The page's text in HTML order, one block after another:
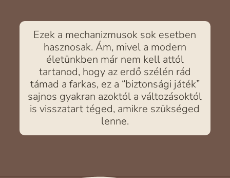
Ezek a mechanizmusok sok esetben
hasznosak. Ám, mivel a modern
életünkben már nem kell attól
tartanod, hogy az erdő szélén rád
támad a farkas, ez a “biztonsági játék”
sajnos gyakran azoktól a változásoktól
is visszatart téged, amikre szükséged
lenne.